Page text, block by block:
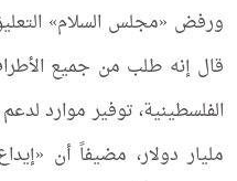
ورفض «مجلس السلام»
قال إنه طلب من جميع
مليار دولار، مضيفاً أن